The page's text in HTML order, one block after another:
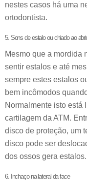
nestes casos há uma
ortodontista.
5. Sons de estalo ou chiado ao
Mesmo que a mordida
sentir estalos e até
sempre estes estalos
bem incômodos
Normalmente isto está
cartilagem da ATM.
disco de proteção, um
disco pode ser
dos ossos gera estalos.
6. Inchaço na lateral da face